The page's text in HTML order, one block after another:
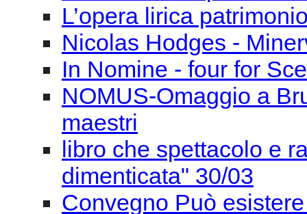
L’opera lirica
Nicolas Hodges -
In Nomine - four for
NOMUS-Omaggio a
maestri
libro che spettacolo e
dimenticata" 30/03
Convegno Può